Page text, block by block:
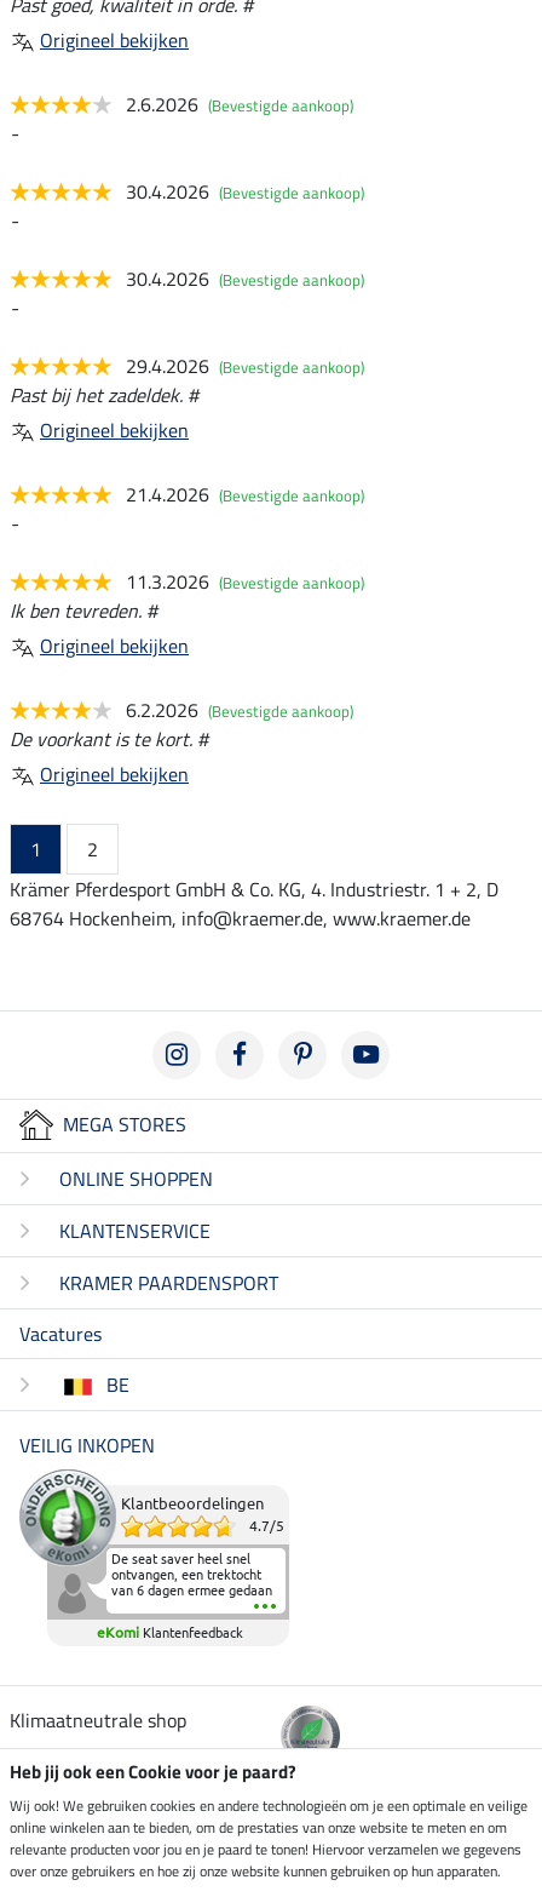
Origineel bekijken
2.6.2026 (Bevestigde aankoop)
-
30.4.2026 (Bevestigde aankoop)
-
30.4.2026 (Bevestigde aankoop)
-
29.4.2026 (Bevestigde aankoop)
Past bij het zadeldek. #
Origineel bekijken
21.4.2026 (Bevestigde aankoop)
-
11.3.2026 (Bevestigde aankoop)
Ik ben tevreden. #
Origineel bekijken
6.2.2026 (Bevestigde aankoop)
De voorkant is te kort. #
Origineel bekijken
1
2
Krämer Pferdesport GmbH & Co. KG, 4. Industriestr. 1 + 2, D
68764 Hockenheim, info@kraemer.de, www.kraemer.de
MEGA STORES
ONLINE SHOPPEN
KLANTENSERVICE
KRAMER PAARDENSPORT
Vacatures
BE
VEILIG INKOPEN
Klantbeoordelingen
4.7/5
De seat saver heel snel
ontvangen, een trektocht
van 6 dagen ermee gedaan
en deze heeft de beproeving
fantastisch doorstaan.
Heerlijk zacht om op te
elkaar in het zadel.
eKomi Klantenfeedback
Klimaatneutrale shop
Verzending per
Heb jij ook een Cookie voor je paard?
Wij ook! We gebruiken cookies en andere technologieën om je een optimale en veilige
online winkelen aan te bieden, om de prestaties van onze website te meten en om
relevante producten voor jou en je paard te tonen! Hiervoor verzamelen we gegevens
over onze gebruikers en hoe zij onze website kunnen gebruiken op hun apparaten.